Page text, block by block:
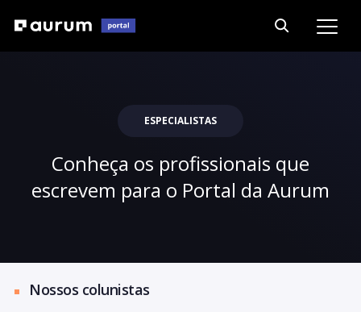
ESPECIALISTAS
Conheça os profissionais que
escrevem para o Portal da Aurum
Nossos colunistas